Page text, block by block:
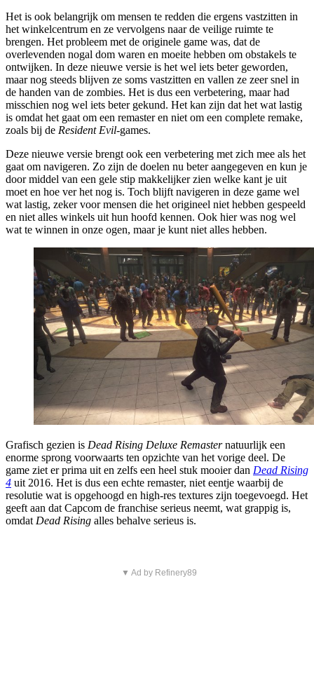
Het is ook belangrijk om mensen te redden die ergens vastzitten in
het winkelcentrum en ze vervolgens naar de veilige ruimte te
brengen. Het probleem met de originele game was, dat de
overlevenden nogal dom waren en moeite hebben om obstakels te
ontwijken. In deze nieuwe versie is het wel iets beter geworden,
maar nog steeds blijven ze soms vastzitten en vallen ze zeer snel in
de handen van de zombies. Het is dus een verbetering, maar had
misschien nog wel iets beter gekund. Het kan zijn dat het wat lastig
is omdat het gaat om een remaster en niet om een complete remake,
zoals bij de Resident Evil-games.
Deze nieuwe versie brengt ook een verbetering met zich mee als het
gaat om navigeren. Zo zijn de doelen nu beter aangegeven en kun je
door middel van een gele stip makkelijker zien welke kant je uit
moet en hoe ver het nog is. Toch blijft navigeren in deze game wel
wat lastig, zeker voor mensen die het origineel niet hebben gespeeld
en niet alles winkels uit hun hoofd kennen. Ook hier was nog wel
wat te winnen in onze ogen, maar je kunt niet alles hebben.
Grafisch gezien is Dead Rising Deluxe Remasternatuurlijk een
enorme sprong voorwaarts ten opzichte van het vorige deel. De
game ziet er prima uit en zelfs een heel stuk mooier dan Dead Rising
4 uit 2016. Het is dus een echte remaster, niet eentje waarbij de
resolutie wat is opgehoogd en high-res textures zijn toegevoegd. Het
geeft aan dat Capcom de franchise serieus neemt, wat grappig is,
omdat Dead Rising alles behalve serieus is.
▼ Ad by Refinery89